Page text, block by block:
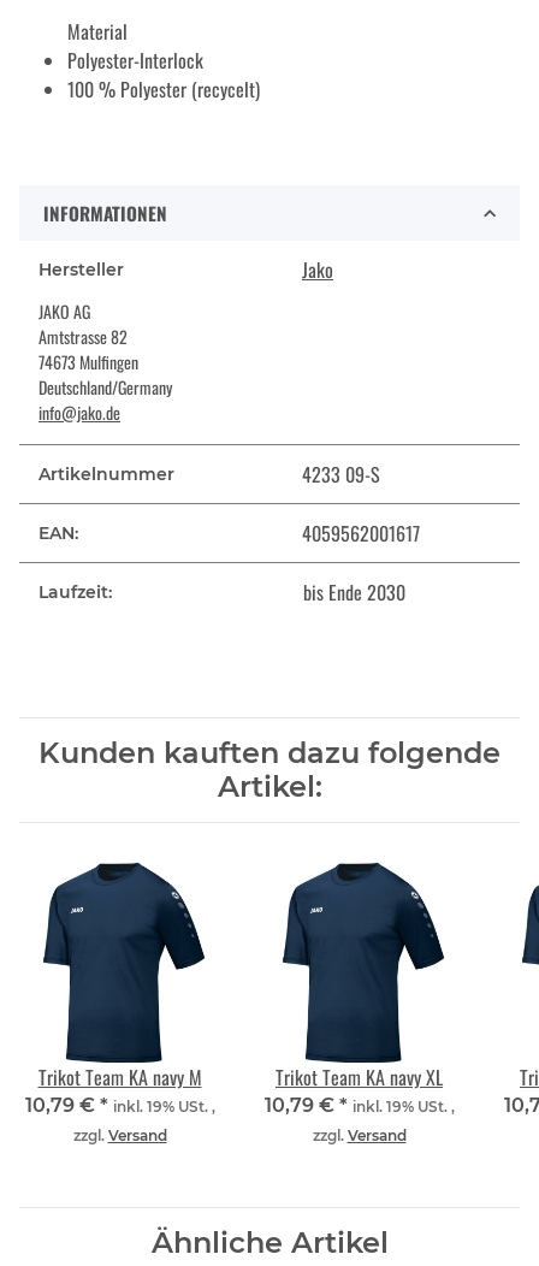
Material
Polyester-Interlock
100 % Polyester (recycelt)
INFORMATIONEN
Hersteller Jako
JAKO AG
Amtstrasse 82
74673 Mulfingen
Deutschland/Germany
info@jako.de
Artikelnummer 4233 09-S
EAN: 4059562001617
Laufzeit: bis Ende 2030
Kunden kauften dazu folgende
Artikel:
Trikot Team KA navy M
10,79 € * inkl. 19% USt. ,
zzgl. Versand
Trikot Team KA navy XL
10,79 € * inkl. 19% USt. ,
zzgl. Versand
Ähnliche Artikel